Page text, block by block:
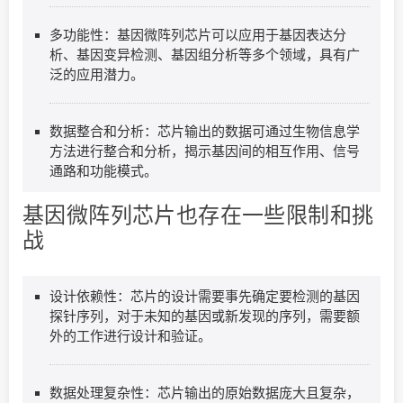
多功能性：基因微阵列芯片可以应用于基因表达分
析、基因变异检测、基因组分析等多个领域，具有广
泛的应用潜力。
数据整合和分析：芯片输出的数据可通过生物信息学
方法进行整合和分析，揭示基因间的相互作用、信号
通路和功能模式。
基因微阵列芯片也存在一些限制和挑
战
设计依赖性：芯片的设计需要事先确定要检测的基因
探针序列，对于未知的基因或新发现的序列，需要额
外的工作进行设计和验证。
数据处理复杂性：芯片输出的原始数据庞大且复杂，